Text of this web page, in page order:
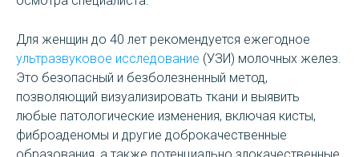
Для женщин до 40 лет рекомендуется ежегодное
ультразвуковое исследование (УЗИ) молочных желез.
Это безопасный и безболезненный метод,
позволяющий визуализировать ткани и выявить
любые патологические изменения, включая кисты,
фиброаденомы и другие доброкачественные